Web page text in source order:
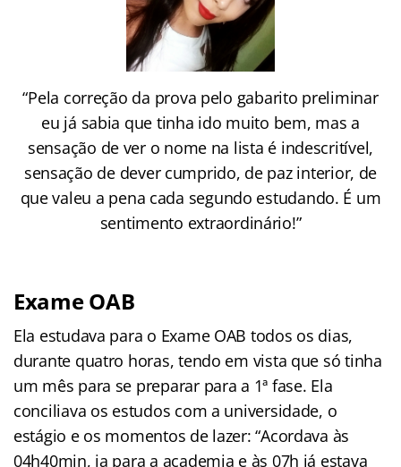
“Pela correção da prova pelo gabarito preliminar
eu já sabia que tinha ido muito bem, mas a
sensação de ver o nome na lista é indescritível,
sensação de dever cumprido, de paz interior, de
que valeu a pena cada segundo estudando. É um
sentimento extraordinário!”
Exame OAB
Ela estudava para o Exame OAB todos os dias,
durante quatro horas, tendo em vista que só tinha
um mês para se preparar para a 1ª fase. Ela
conciliava os estudos com a universidade, o
estágio e os momentos de lazer: “Acordava às
04h40min, ia para a academia e às 07h já estava